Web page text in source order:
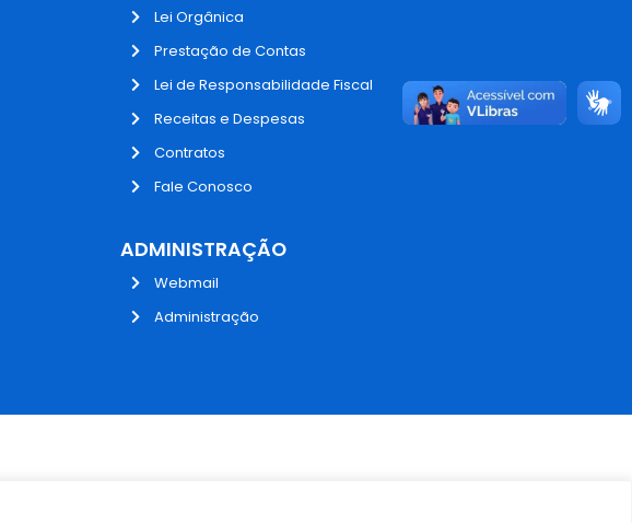
Lei Orgânica
Prestação de Contas
Lei de Responsabilidade Fiscal
Receitas e Despesas
Contratos
Fale Conosco
ADMINISTRAÇÃO
Webmail
Administração